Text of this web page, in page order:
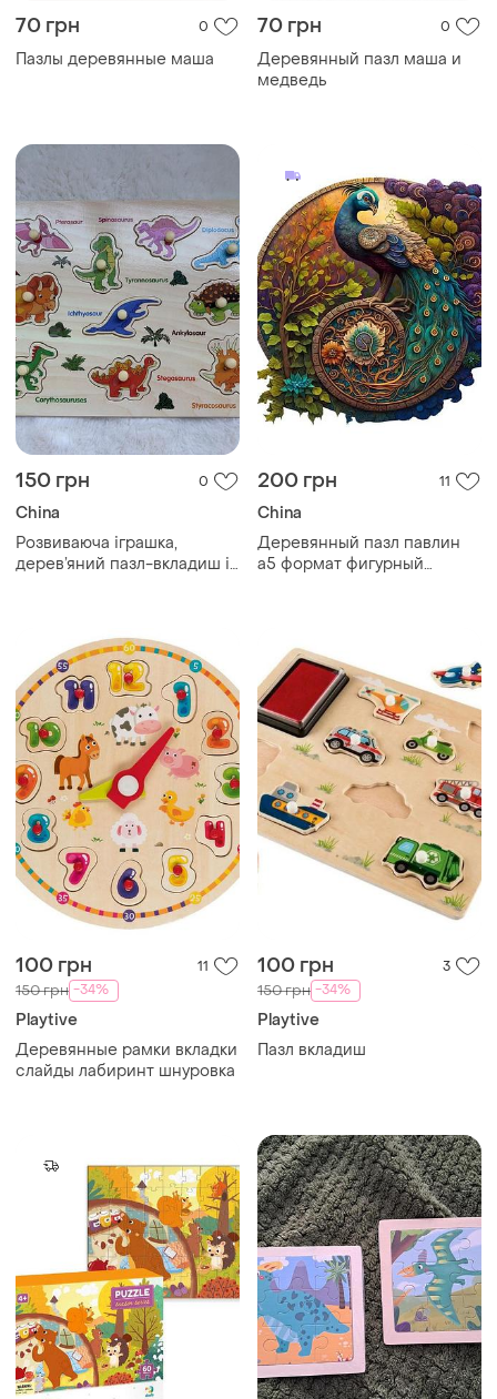
70 грн 0
Пазлы деревянные маша
70 грн 0
Деревянный пазл маша и
медведь
150 грн 0
China
Розвиваюча іграшка,
дерев’яний пазл-вкладиш із
200 грн 11
China
Деревянный пазл павлин
а5 формат фигурный
100 грн 11
150 грн -34%
Playtive
Деревянные рамки вкладки
слайды лабиринт шнуровка
100 грн 3
150 грн -34%
Playtive
Пазл вкладиш